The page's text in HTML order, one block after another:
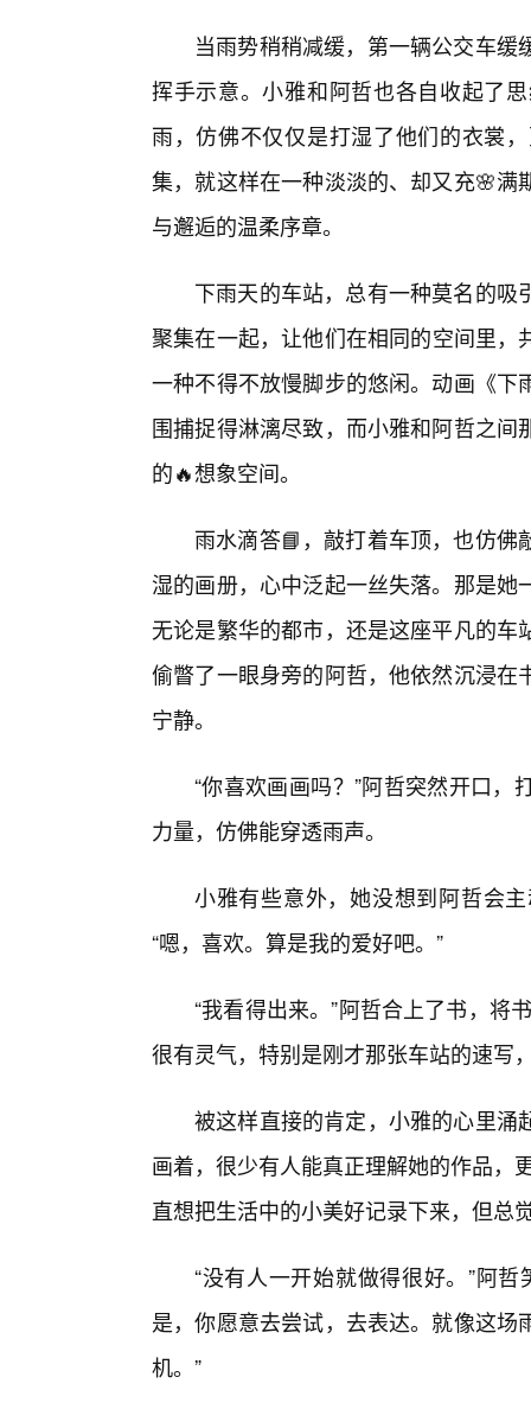
当雨势稍稍减缓，第一辆公交车
挥手示意。小雅和阿哲也各自收起了
雨，仿佛不仅仅是打湿了他们的衣裳
集，就这样在一种淡淡的、却又充🌸
与邂逅的温柔序章。
下雨天的车站，总有一种莫名的
聚集在一起，让他们在相同的空间里
一种不得不放慢脚步的悠闲。动画《
围捕捉得淋漓尽致，而小雅和阿哲之
的🔥想象空间。
雨水滴答📘，敲打着车顶，也仿
湿的画册，心中泛起一丝失落。那是
无论是繁华的都市，还是这座平凡的
偷瞥了一眼身旁的阿哲，他依然沉浸
宁静。
“你喜欢画画吗？”阿哲突然开口
力量，仿佛能穿透雨声。
小雅有些意外，她没想到阿哲会
“嗯，喜欢。算是我的爱好吧。”
“我看得出来。”阿哲合上了书，将
很有灵气，特别是刚才那张车站的速写
被这样直接的肯定，小雅的心里涌
画着，很少有人能真正理解她的作品
直想把生活中的小美好记录下来，但总
“没有人一开始就做得很好。”阿
是，你愿意去尝试，去表达。就像这
机。”